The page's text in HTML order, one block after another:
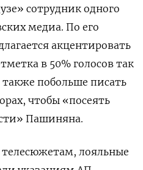
сотрудник одного
медиа. По его
акцентировать
в 50% голосов так
побольше писать
чтобы «посеять
Пашиняна.
лояльные